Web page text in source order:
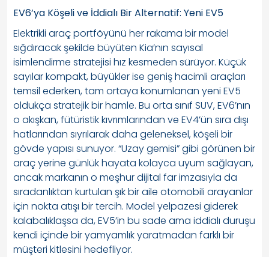
EV6’ya Köşeli ve İddialı Bir Alternatif: Yeni EV5
Elektrikli araç portföyünü her rakama bir model
sığdıracak şekilde büyüten Kia’nın sayısal
isimlendirme stratejisi hız kesmeden sürüyor. Küçük
sayılar kompakt, büyükler ise geniş hacimli araçları
temsil ederken, tam ortaya konumlanan yeni EV5
oldukça stratejik bir hamle. Bu orta sınıf SUV, EV6’nın
o akışkan, fütüristik kıvrımlarından ve EV4’ün sıra dışı
hatlarından sıyrılarak daha geleneksel, köşeli bir
gövde yapısı sunuyor. “Uzay gemisi” gibi görünen bir
araç yerine günlük hayata kolayca uyum sağlayan,
ancak markanın o meşhur dijital far imzasıyla da
sıradanlıktan kurtulan şık bir aile otomobili arayanlar
için nokta atışı bir tercih. Model yelpazesi giderek
kalabalıklaşsa da, EV5’in bu sade ama iddialı duruşu
kendi içinde bir yamyamlık yaratmadan farklı bir
müşteri kitlesini hedefliyor.